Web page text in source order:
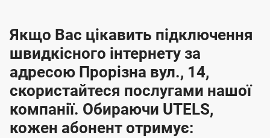
Якщо Вас цікавить підключення
швидкісного інтернету за
адресою Прорізна вул., 14,
скористайтеся послугами нашої
компанії. Обираючи UTELS,
кожен абонент отримує: